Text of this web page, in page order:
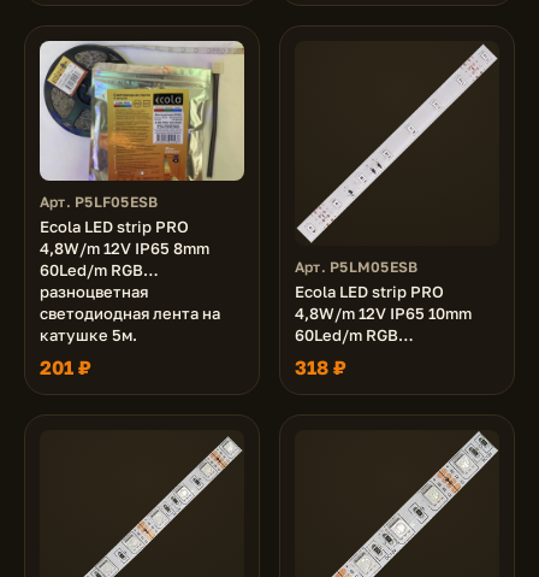
катушке 5м.
Арт. P5LF05ESB
Ecola LED strip PRO
4,8W/m 12V IP65 8mm
60Led/m RGB
разноцветная
светодиодная лента на
катушке 5м.
201 ₽
Арт. P5LM05ESB
Ecola LED strip PRO
4,8W/m 12V IP65 10mm
60Led/m RGB
разноцветная
светодиодная лента на
катушке 5м.
318 ₽